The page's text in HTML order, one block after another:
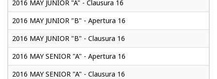
2016 MAY JUNIOR "A" - Clausura 16
2016 MAY JUNIOR "B" - Apertura 16
2016 MAY JUNIOR "B" - Clausura 16
2016 MAY SENIOR "A" - Apertura 16
2016 MAY SENIOR "A" - Clausura 16